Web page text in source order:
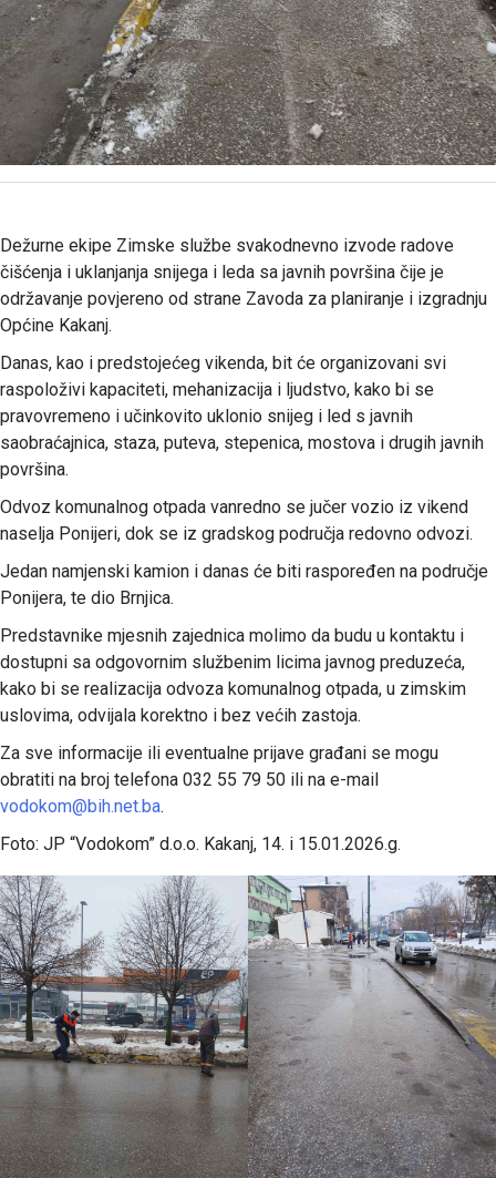
Dežurne ekipe Zimske službe svakodnevno izvode radove
čišćenja i uklanjanja snijega i leda sa javnih površina čije je
održavanje povjereno od strane Zavoda za planiranje i izgradnju
Općine Kakanj.
Danas, kao i predstojećeg vikenda, bit će organizovani svi
raspoloživi kapaciteti, mehanizacija i ljudstvo, kako bi se
pravovremeno i učinkovito uklonio snijeg i led s javnih
saobraćajnica, staza, puteva, stepenica, mostova i drugih javnih
površina.
Odvoz komunalnog otpada vanredno se jučer vozio iz vikend
naselja Ponijeri, dok se iz gradskog područja redovno odvozi.
Jedan namjenski kamion i danas će biti raspoređen na područje
Ponijera, te dio Brnjica.
Predstavnike mjesnih zajednica molimo da budu u kontaktu i
dostupni sa odgovornim službenim licima javnog preduzeća,
kako bi se realizacija odvoza komunalnog otpada, u zimskim
uslovima, odvijala korektno i bez većih zastoja.
Za sve informacije ili eventualne prijave građani se mogu
obratiti na broj telefona 032 55 79 50 ili na e-mail
vodokom@bih.net.ba.
Foto: JP “Vodokom” d.o.o. Kakanj, 14. i 15.01.2026.g.